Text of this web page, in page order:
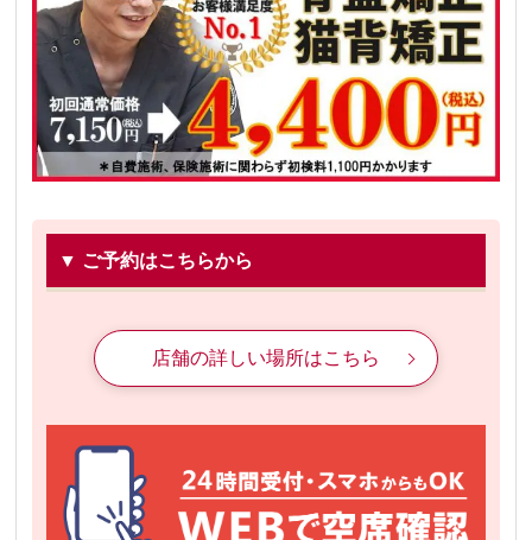
▼ ご予約はこちらから
店舗の詳しい場所はこちら